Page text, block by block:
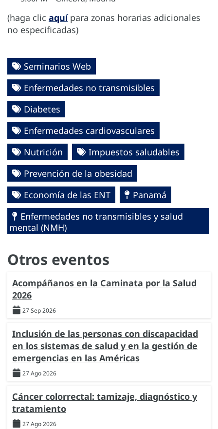
(haga clic aquípara zonas horarias adicionales
no especificadas)
Seminarios Web
Enfermedades no transmisibles
Diabetes
Enfermedades cardiovasculares
Nutrición
Impuestos saludables
Prevención de la obesidad
Economía de las ENT
Panamá
Enfermedades no transmisibles y salud
mental (NMH)
Otros eventos
Acompáñanos en la Caminata por la Salud
2026
27 Sep 2026
Inclusión de las personas con discapacidad
en los sistemas de salud y en la gestión de
emergencias en las Américas
27 Ago 2026
Cáncer colorrectal: tamizaje, diagnóstico y
tratamiento
27 Ago 2026